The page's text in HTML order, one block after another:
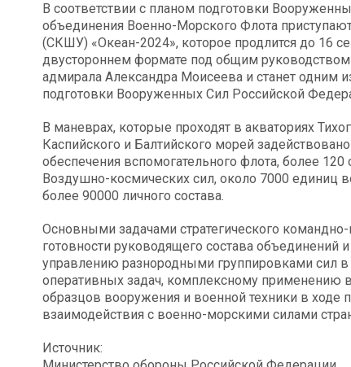
В соответствии с планом подготовки
объединения Военно-Морского Флота
(СКШУ) «Океан-2024», которое продлится до 16
двустороннем формате под общим
адмирала Александра Моисеева и станет одним
подготовки Вооруженных Сил Российской
В маневрах, которые проходят в акваториях
Каспийского и Балтийского морей
обеспечения вспомогательного флота, более
Воздушно-космических сил, около 7000 единиц
более 90000 личного состава.
Основными задачами стратегического
готовности руководящего состава
управлению разнородными группировками сил
оперативных задач, комплексному применению
образцов вооружения и военной техники в ходе
взаимодействия с военно-морскими силами
Источник: